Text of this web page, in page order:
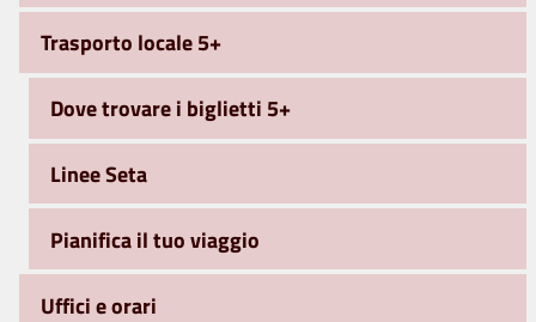
Trasporto locale 5+
Dove trovare i biglietti 5+
Linee Seta
Pianifica il tuo viaggio
Uffici e orari